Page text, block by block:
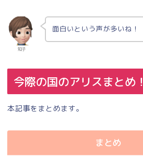
知子
面白いという声が多いね！
今際の国のアリスまとめ！
本記事をまとめます。
まとめ